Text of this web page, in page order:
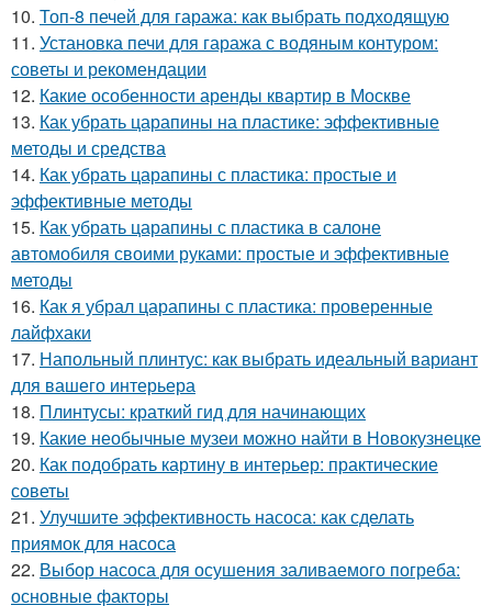
10. Топ-8 печей для гаража: как выбрать подходящую
11. Установка печи для гаража с водяным контуром:
советы и рекомендации
12. Какие особенности аренды квартир в Москве
13. Как убрать царапины на пластике: эффективные
методы и средства
14. Как убрать царапины с пластика: простые и
эффективные методы
15. Как убрать царапины с пластика в салоне
автомобиля своими руками: простые и эффективные
методы
16. Как я убрал царапины с пластика: проверенные
лайфхаки
17. Напольный плинтус: как выбрать идеальный вариант
для вашего интерьера
18. Плинтусы: краткий гид для начинающих
19. Какие необычные музеи можно найти в Новокузнецке
20. Как подобрать картину в интерьер: практические
советы
21. Улучшите эффективность насоса: как сделать
приямок для насоса
22. Выбор насоса для осушения заливаемого погреба:
основные факторы